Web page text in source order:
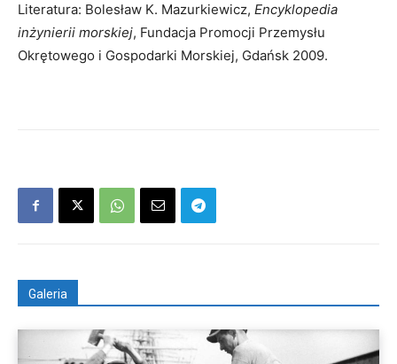
Literatura: Bolesław K. Mazurkiewicz, Encyklopedia
inżynierii morskiej, Fundacja Promocji Przemysłu
Okrętowego i Gospodarki Morskiej, Gdańsk 2009.
Galeria